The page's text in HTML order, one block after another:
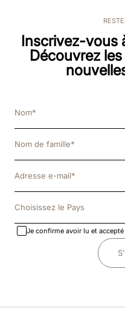
Inscrivez-vous
Découvrez
Choisissez le Pays
Je confirme avoir lu et accepté